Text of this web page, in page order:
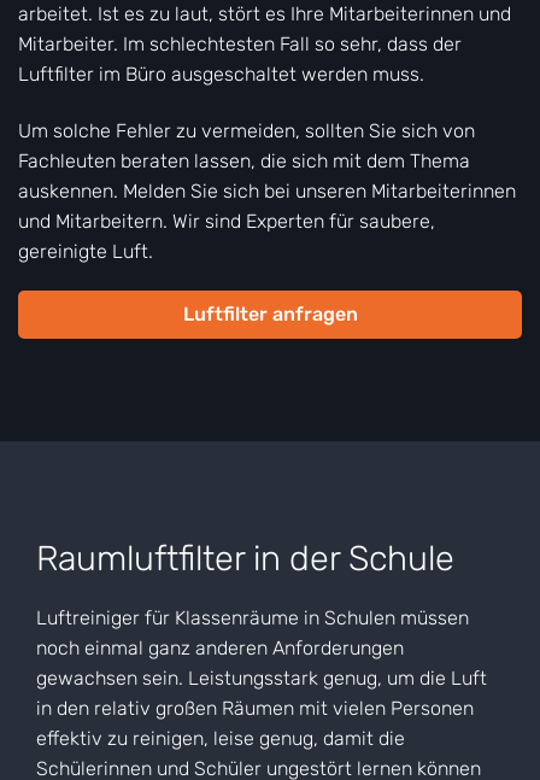
arbeitet. Ist es zu laut, stört es Ihre Mitarbeiterinnen und
Mitarbeiter. Im schlechtesten Fall so sehr, dass der
Luftfilter im Büro ausgeschaltet werden muss.
Um solche Fehler zu vermeiden, sollten Sie sich von
Fachleuten beraten lassen, die sich mit dem Thema
auskennen. Melden Sie sich bei unseren Mitarbeiterinnen
und Mitarbeitern. Wir sind Experten für saubere,
gereinigte Luft.
Luftfilter anfragen
Raumluftfilter in der Schule
Luftreiniger für Klassenräume in Schulen müssen
noch einmal ganz anderen Anforderungen
gewachsen sein. Leistungsstark genug, um die Luft
in den relativ großen Räumen mit vielen Personen
effektiv zu reinigen, leise genug, damit die
Schülerinnen und Schüler ungestört lernen können